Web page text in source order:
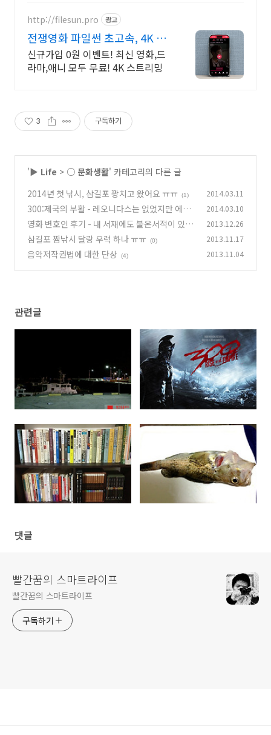
http://filesun.pro 광고
전쟁영화 파일썬 초고속, 4K 실
시간 보기!
신규가입 0원 이벤트! 최신 영화,드
라마,애니 모두 무료! 4K 스트리밍
3 구독하기
'▶ Life > ○ 문화생활' 카테고리의 다른 글
2014년 첫 낚시, 삼길포 꽝치고 왔어요 ㅠㅠ
(1) 2014.03.11
300:제국의 부활 - 레오니다스는 없었지만 에바
그린은 있었다 (6)
2014.03.10
영화 변호인 후기 - 내 서재에도 불온서적이 있
다!
(0)
2013.12.26
삼길포 짬낚시 달랑 우럭 하나 ㅠㅠ (0) 2013.11.17
음악저작권법에 대한 단상 (4) 2013.11.04
관련글
댓글
빨간꿈의 스마트라이프
빨간꿈의 스마트라이프
구독하기